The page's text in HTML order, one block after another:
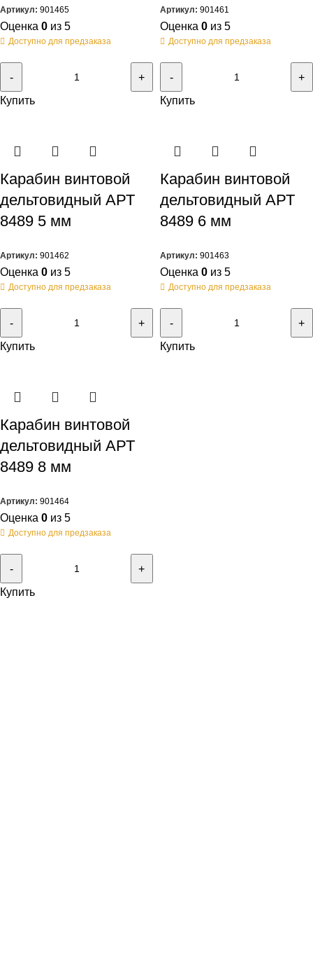
Артикул: 901465
Оценка 0 из 5
Доступно для предзаказа
Купить
Артикул: 901461
Оценка 0 из 5
Доступно для предзаказа
Купить
Карабин винтовой
дельтовидный АРТ
8489 5 мм
Артикул: 901462
Оценка 0 из 5
Доступно для предзаказа
Купить
Карабин винтовой
дельтовидный АРТ
8489 6 мм
Артикул: 901463
Оценка 0 из 5
Доступно для предзаказа
Купить
Карабин винтовой
дельтовидный АРТ
8489 8 мм
Артикул: 901464
Оценка 0 из 5
Доступно для предзаказа
Купить